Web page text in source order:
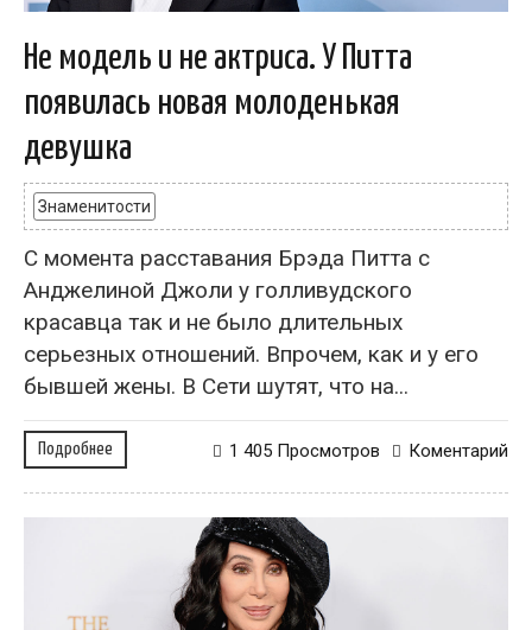
Не модель и не актриса. У Питта
появилась новая молоденькая
девушка
Знаменитости
С момента расставания Брэда Питта с
Анджелиной Джоли у голливудского
красавца так и не было длительных
серьезных отношений. Впрочем, как и у его
бывшей жены. В Сети шутят, что на...
Подробнее Коментарий
1 405 Просмотров